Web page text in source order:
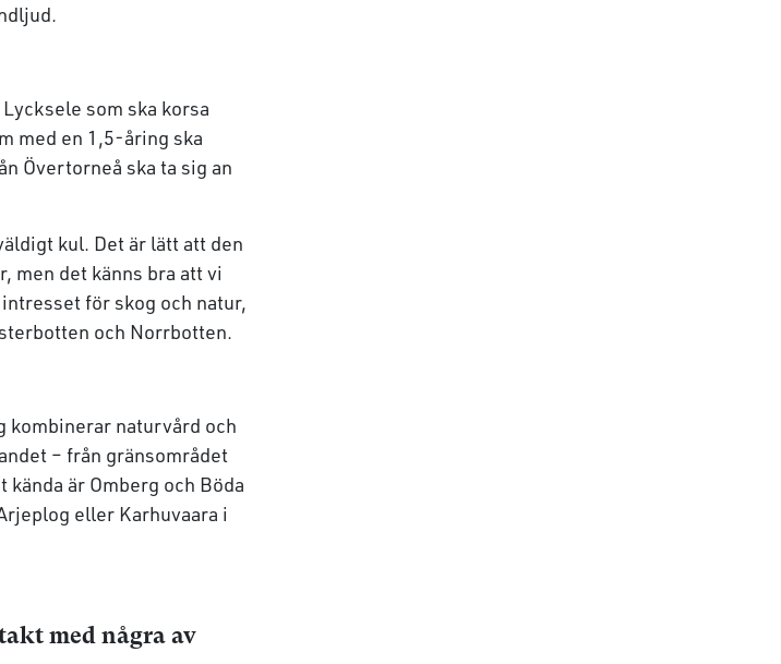
som ska korsa
med en 1,5-åring ska
Övertorneå ska ta sig an
kul. Det är lätt att den
men det känns bra att vi
för skog och natur,
och Norrbotten.
kombinerar naturvård och
– från gränsområdet
är Omberg och Böda
eller Karhuvaara i
med några av